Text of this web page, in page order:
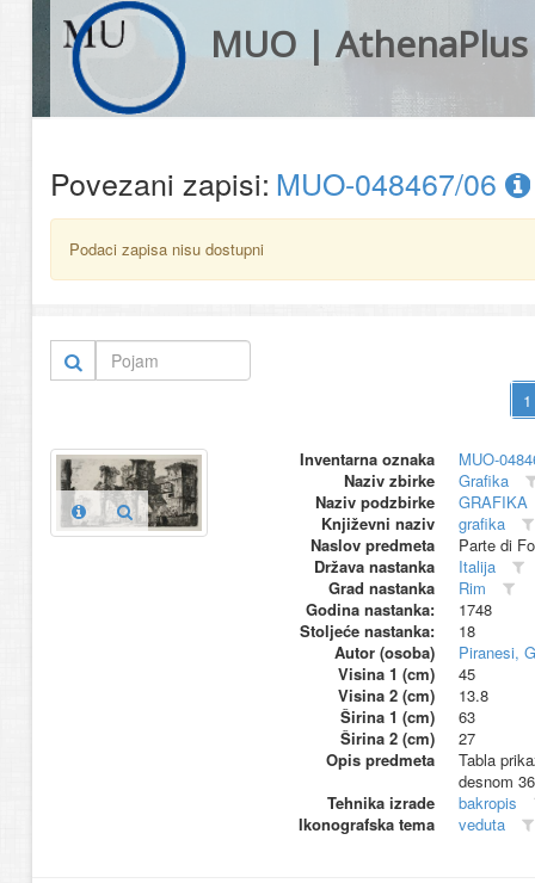
MUO | AthenaPlus
Povezani zapisi: MUO-048467/06
Podaci zapisa nisu dostupni
Inventarna oznaka
MUO-
Naziv zbirke
Grafika
Naziv podzbirke
GRAFIKA
Književni naziv
grafika
Naslov predmeta
Parte di
Država nastanka
Italija
Grad nastanka
Rim
Godina nastanka:
1748
Stoljeće nastanka:
18
Autor (osoba)
Piranesi,
Visina 1 (cm)
45
Visina 2 (cm)
13.8
Širina 1 (cm)
63
Širina 2 (cm)
27
Opis predmeta
Tabla
desnom
Tehnika izrade
bakropis
Ikonografska tema
veduta